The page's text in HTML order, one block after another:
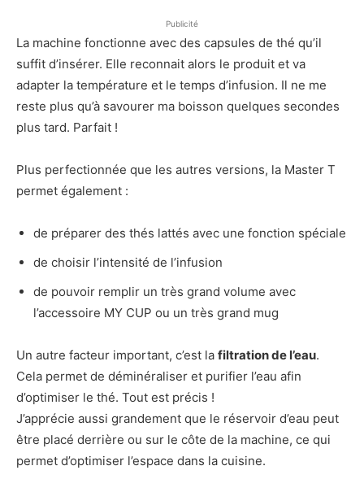
Publicité
La machine fonctionne avec des capsules de thé qu’il
suffit d’insérer. Elle reconnait alors le produit et va
adapter la température et le temps d’infusion. Il ne me
reste plus qu’à savourer ma boisson quelques secondes
plus tard. Parfait !
Plus perfectionnée que les autres versions, la Master T
permet également :
de préparer des thés lattés avec une fonction spéciale
de choisir l’intensité de l’infusion
de pouvoir remplir un très grand volume avec
l’accessoire MY CUP ou un très grand mug
Un autre facteur important, c’est la filtration de l’eau.
Cela permet de déminéraliser et purifier l’eau afin
d’optimiser le thé. Tout est précis !
J’apprécie aussi grandement que le réservoir d’eau peut
être placé derrière ou sur le côte de la machine, ce qui
permet d’optimiser l’espace dans la cuisine.